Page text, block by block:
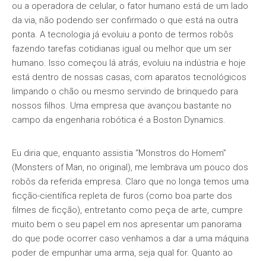
ou a operadora de celular, o fator humano está de um lado
da via, não podendo ser confirmado o que está na outra
ponta. A tecnologia já evoluiu a ponto de termos robôs
fazendo tarefas cotidianas igual ou melhor que um ser
humano. Isso começou lá atrás, evoluiu na indústria e hoje
está dentro de nossas casas, com aparatos tecnológicos
limpando o chão ou mesmo servindo de brinquedo para
nossos filhos. Uma empresa que avançou bastante no
campo da engenharia robótica é a Boston Dynamics.
Eu diria que, enquanto assistia “Monstros do Homem”
(Monsters of Man, no original), me lembrava um pouco dos
robôs da referida empresa. Claro que no longa temos uma
ficção-científica repleta de furos (como boa parte dos
filmes de ficção), entretanto como peça de arte, cumpre
muito bem o seu papel em nos apresentar um panorama
do que pode ocorrer caso venhamos a dar a uma máquina
poder de empunhar uma arma, seja qual for. Quanto ao